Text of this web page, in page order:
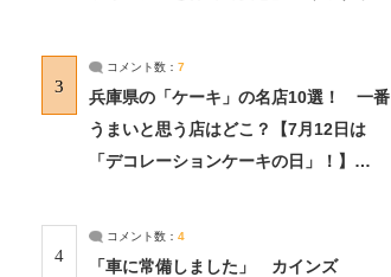
3
コメント数： 7
兵庫県の「ケーキ」の名店10選！ 一番
うまいと思う店はどこ？【7月12日は
「デコレーションケーキの日」！】
4
コメント数： 4
「車に常備しました」 カインズ